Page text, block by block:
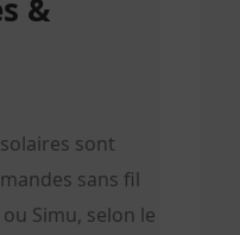
&
sont
sans fil
Simu, selon le